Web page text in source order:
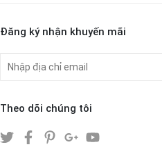
Đăng ký nhận khuyến mãi
Theo dõi chúng tôi